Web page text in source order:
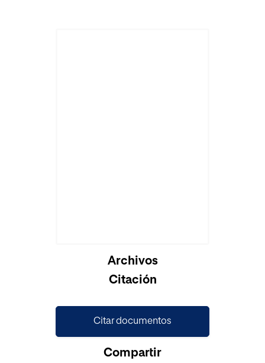
Archivos
Citación
Citar documentos
Compartir